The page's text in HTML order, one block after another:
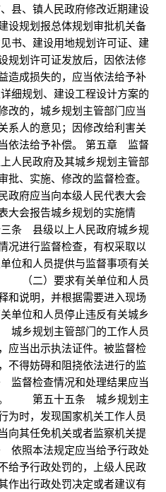
、镇人民政府修改近期建设
设规划报总体规划审批机关备
、建设用地规划许可证、建
规划许可证发放后，因依法修
造成损失的，应当依法给予补
规划、建设工程设计方案的
改的，城乡规划主管部门应当
系人的意见；因修改给利害关
依法给予补偿。 第五章 监督
民政府及其城乡规划主管部
、实施、修改的监督检查。
府应当向本级人民代表大会
大会报告城乡规划的实施情
县级以上人民政府城乡规
况进行监督检查，有权采取以
和人员提供与监督事项有关
（二）要求有关单位和人员
和说明，并根据需要进入现场
位和人员停止违反有关城乡
乡规划主管部门的工作人员
应当出示执法证件。被监督检
不得妨碍和阻挠依法进行的监
督检查情况和处理结果应当
。 第五十五条 城乡规划主
为时，发现国家机关工作人员
向其任免机关或者监察机关提
照本法规定应当给予行政处
给予行政处罚的，上级人民政
作出行政处罚决定或者建议有